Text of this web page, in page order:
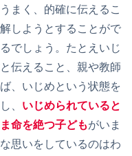
まく、的確に伝えるこ
しようとすることがで
でしょう。たとえいじ
伝えること、親や教師
、いじめという状態を
、 いじめられていると
命を絶つ子どもがいま
思いをしているのはわ